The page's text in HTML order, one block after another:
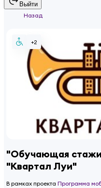
Выйти
Назад
+2
"Обучающая
"Квартал Луи"
В рамках проекта Программа